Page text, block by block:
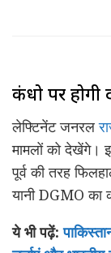
कंधो पर होगी
लेफ्टिनेंट जनरल
मामलों को देखेंगे।
पूर्व की तरह
यानी DGMO का
ये भी पढ़ें: